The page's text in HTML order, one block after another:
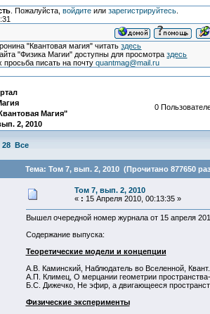
. Пожалуйста, войдитеили зарегистрируйтесь.
"Квантовая магия" читатьздесь
"Физика Магии" доступны для просмотраздесь
просьба писать на почтуquantmag@mail.ru
Магия"
2, 2010
0
28 Все
Тема: Том 7, вып. 2, 2010 (Прочитано 877650
Том 7, вып. 2, 2010
« : 15 Апреля 2010, 00:13:35 »
Вышел очередной номер журнала от 15 апреля
Содержание выпуска:
Теоретические модели и концепции
А.В. Каминский, Наблюдатель во Вселенной,
А.П. Климец, О мерцании геометрии
Б.С. Дижечко, Не эфир, а двигающееся
Физические эксперименты